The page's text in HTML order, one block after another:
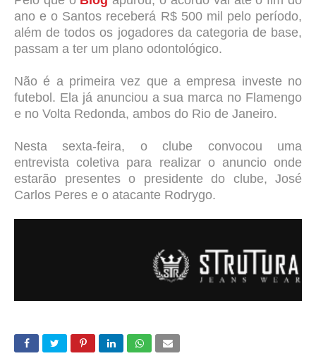
ano e o Santos receberá R$ 500 mil pelo período,
além de todos os jogadores da categoria de base,
passam a ter um plano odontológico.
Não é a primeira vez que a empresa investe no
futebol. Ela já anunciou a sua marca no Flamengo
e no Volta Redonda, ambos do Rio de Janeiro.
Nesta sexta-feira, o clube convocou uma
entrevista coletiva para realizar o anuncio onde
estarão presentes o presidente do clube, José
Carlos Peres e o atacante Rodrygo.